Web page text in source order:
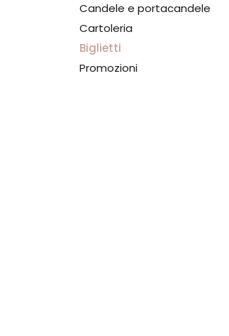
Candele e portacandele
Cartoleria
Biglietti
Promozioni